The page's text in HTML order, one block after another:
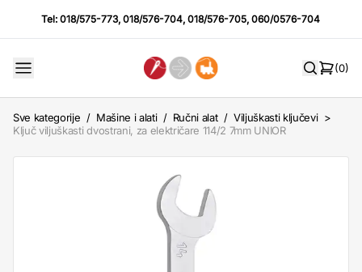
Tel:018/575-773,018/576-704,018/576-705,060/0576-704
(0)
Sve kategorije / Mašine i alati / Ručni alat / Viljuškasti ključevi >
Ključ viljuškasti dvostrani, za električare 114/2 7mm UNIOR